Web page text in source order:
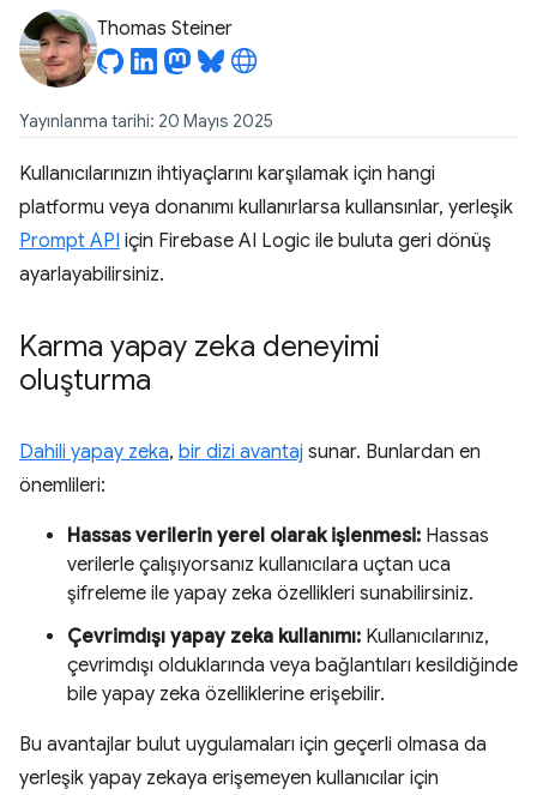
Thomas Steiner
Yayınlanma tarihi: 20 Mayıs 2025
Kullanıcılarınızın ihtiyaçlarını karşılamak için hangi
platformu veya donanımı kullanırlarsa kullansınlar, yerleşik
Prompt API için Firebase AI Logic ile buluta geri dönüş
ayarlayabilirsiniz.
Karma yapay zeka deneyimi
oluşturma
Dahili yapay zeka, bir dizi avantaj sunar. Bunlardan en
önemlileri:
Hassas verilerin yerel olarak işlenmesi: Hassas
verilerle çalışıyorsanız kullanıcılara uçtan uca
şifreleme ile yapay zeka özellikleri sunabilirsiniz.
Çevrimdışı yapay zeka kullanımı: Kullanıcılarınız,
çevrimdışı olduklarında veya bağlantıları kesildiğinde
bile yapay zeka özelliklerine erişebilir.
Bu avantajlar bulut uygulamaları için geçerli olmasa da
yerleşik yapay zekaya erişemeyen kullanıcılar için